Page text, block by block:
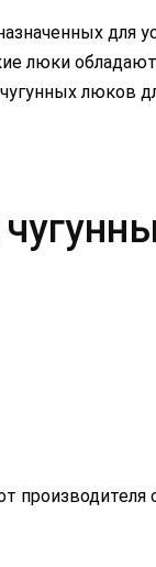
для
люки
люков